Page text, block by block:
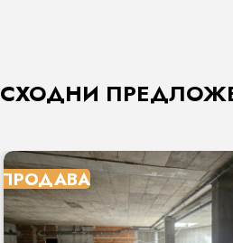
СХОДНИ
ПРОДАВА